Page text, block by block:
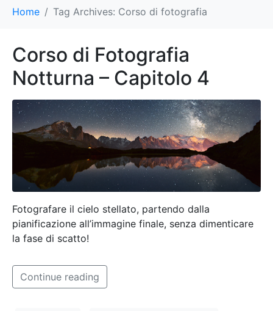
Home Tag Archives: Corso di fotografia
Corso di Fotografia
Notturna – Capitolo 4
Fotografare il cielo stellato, partendo dalla
pianificazione all’immagine finale, senza dimenticare
la fase di scatto!
Continue reading